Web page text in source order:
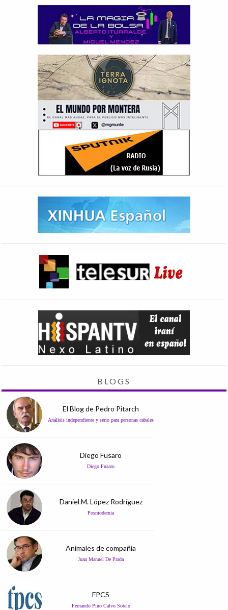
BLOGS
El Blog de Pedro Pitarch
Análisis independiente y serio para personas cabales
Diego Fusaro
Diego Fusaro
Daniel M. López Rodríguez
Posmodernia
Animales de compañía
Juan Manuel De Prada
FPCS
Fernando Pino Calvo Sotelo